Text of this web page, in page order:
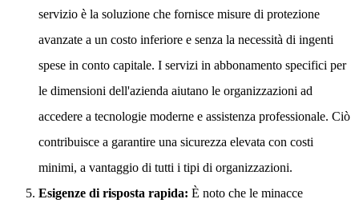
servizio è la soluzione che fornisce misure di protezione
avanzate a un costo inferiore e senza la necessità di ingenti
spese in conto capitale. I servizi in abbonamento specifici per
le dimensioni dell'azienda aiutano le organizzazioni ad
accedere a tecnologie moderne e assistenza professionale. Ciò
contribuisce a garantire una sicurezza elevata con costi
minimi, a vantaggio di tutti i tipi di organizzazioni.
Esigenze di risposta rapida: È noto che le minacce